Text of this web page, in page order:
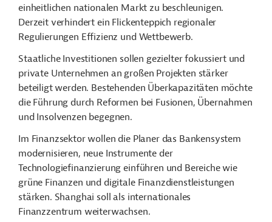
einheitlichen nationalen Markt zu beschleunigen.
Derzeit verhindert ein Flickenteppich regionaler
Regulierungen Effizienz und Wettbewerb.
Staatliche Investitionen sollen gezielter fokussiert und
private Unternehmen an großen Projekten stärker
beteiligt werden. Bestehenden Überkapazitäten möchte
die Führung durch Reformen bei Fusionen, Übernahmen
und Insolvenzen begegnen.
Im Finanzsektor wollen die Planer das Bankensystem
modernisieren, neue Instrumente der
Technologiefinanzierung einführen und Bereiche wie
grüne Finanzen und digitale Finanzdienstleistungen
stärken. Shanghai soll als internationales
Finanzzentrum weiterwachsen.